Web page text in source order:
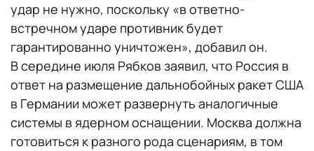
удар не нужно, поскольку «в ответно-
встречном ударе противник будет
гарантированно уничтожен», добавил он.
В середине июля Рябков заявил, что Россия в
ответ на размещение дальнобойных ракет США
в Германии может развернуть аналогичные
системы в ядерном оснащении. Москва должна
готовиться к разного рода сценариям, в том